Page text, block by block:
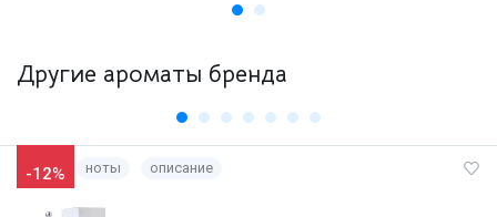
Другие ароматы бренда
-12% ноты описание